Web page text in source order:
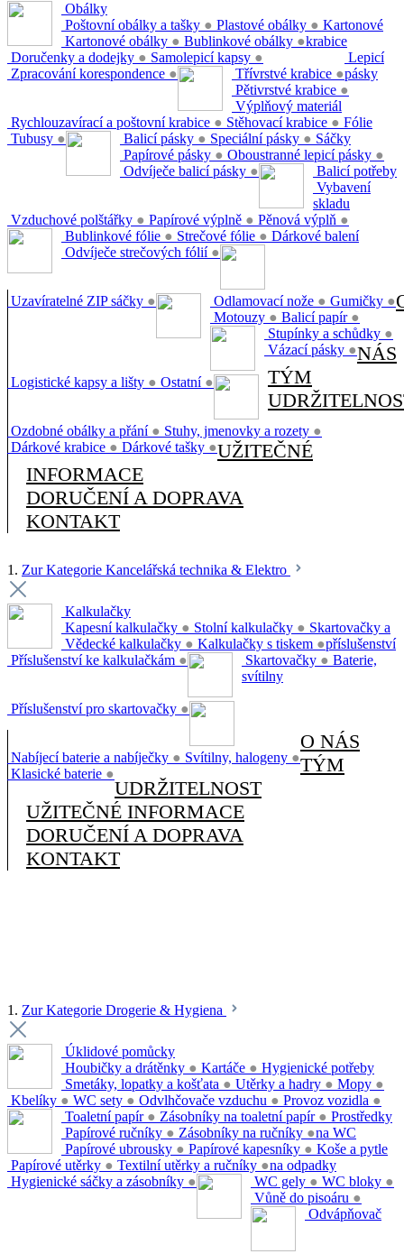
Obálky
Poštovní obálky a tašky ● Plastové obálky ●
Kartonové obálky ● Bublinkové obálky ●
Doručenky a dodejky ● Samolepicí kapsy ●
Zpracování korespondence ●
Kartonové
krabice
Třívrstvé krabice ●
Pětivrstvé krabice ●
Rychlouzavírací a poštovní krabice ● Stěhovací krabice ●
Tubusy ●
Lepicí
pásky
Balicí pásky ● Speciální pásky ●
Papírové pásky ● Oboustranné lepicí pásky ●
Odvíječe balicí pásky ●
Výplňový materiál
Vzduchové polštářky ● Papírové výplně ● Pěnová výplň ●
Fólie
Bublinkové fólie ● Strečové fólie ●
Odvíječe strečových fólií ●
Sáčky
Uzavíratelné ZIP sáčky ●
Balicí potřeby
Odlamovací nože ● Gumičky ●
Motouzy ● Balicí papír ●
Vybavení
skladu
Stupínky a schůdky ●
Vázací pásky ●
Logistické kapsy a lišty ● Ostatní ●
Dárkové balení
Ozdobné obálky a přání ● Stuhy, jmenovky a rozety ●
Dárkové krabice ● Dárkové tašky ●
NÁS
TÝM
UŽITEČNÉ
INFORMACE
DORUČENÍ A DOPRAVA
KONTAKT
1. Zur Kategorie Kancelářská technika & Elektro
Kalkulačky
Kapesní kalkulačky ● Stolní kalkulačky ●
Vědecké kalkulačky ● Kalkulačky s tiskem ●
Příslušenství ke kalkulačkám ●
Skartovačky a
příslušenství
Skartovačky ●
Příslušenství pro skartovačky ●
Baterie,
svítilny
Nabíjecí baterie a nabíječky ● Svítilny, halogeny ●
Klasické baterie ●
O NÁS
TÝM
UDRŽITELNOST
UŽITEČNÉ INFORMACE
DORUČENÍ A DOPRAVA
KONTAKT
1. Zur Kategorie Drogerie & Hygiena
Úklidové pomůcky
Houbičky a drátěnky ● Kartáče ●
Smetáky, lopatky a košťata ● Utěrky a hadry ● Mopy ●
Kbelíky ● WC sety ● Odvlhčovače vzduchu ● Provoz vozidla ●
Hygienické potřeby
Toaletní papír ● Zásobníky na toaletní papír ●
Papírové ručníky ● Zásobníky na ručníky ●
Papírové ubrousky ● Papírové kapesníky ●
Papírové utěrky ● Textilní utěrky a ručníky ●
Hygienické sáčky a zásobníky ●
Prostředky
na WC
WC gely ● WC bloky ●
Vůně do pisoáru ●
Koše a pytle
na odpadky
Odvápňovač